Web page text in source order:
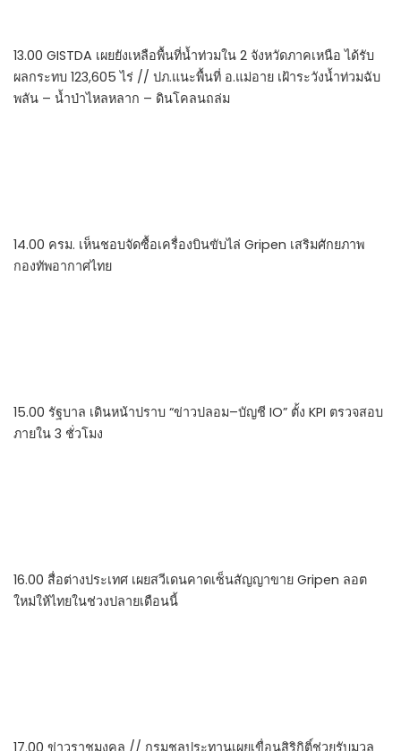
13.00 GISTDA เผยยังเหลือพื้นที่น้ำท่วมใน 2 จังหวัดภาคเหนือ ได้รับ
ผลกระทบ 123,605 ไร่ // ปภ.แนะพื้นที่ อ.แม่อาย เฝ้าระวังน้ำท่วมฉับ
พลัน – น้ำป่าไหลหลาก – ดินโคลนถล่ม
14.00 ครม. เห็นชอบจัดซื้อเครื่องบินขับไล่ Gripen เสริมศักยภาพ
กองทัพอากาศไทย
15.00 รัฐบาล เดินหน้าปราบ “ข่าวปลอม–บัญชี IO” ตั้ง KPI ตรวจสอบ
ภายใน 3 ชั่วโมง
16.00 สื่อต่างประเทศ เผยสวีเดนคาดเซ็นสัญญาขาย Gripen ลอต
ใหม่ให้ไทยในช่วงปลายเดือนนี้
17.00 ข่าวราชมงคล // กรมชลประทานเผยเขื่อนสิริกิติ์ช่วยรับมวล